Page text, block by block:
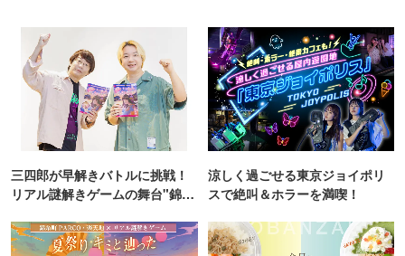
三四郎が早解きバトルに挑戦！
リアル謎解きゲームの舞台"錦糸
涼しく過ごせる東京ジョイポリ
スで絶叫＆ホラーを満喫！